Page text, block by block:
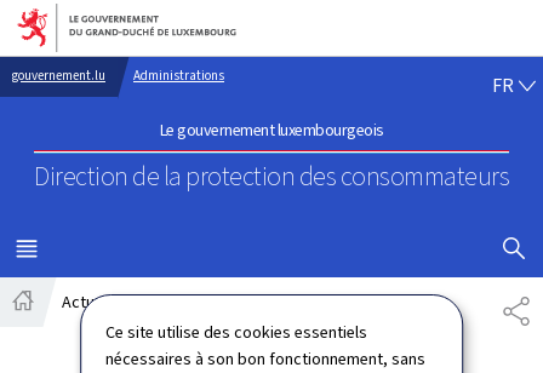
Ce site utilise des cookies essentiels
nécessaires à son bon fonctionnement, sans
Aller au menu principal
Aller au contenu
gouvernement.lu Administrations
Le gouvernement luxembourgeois
Direction de la protection des consommateurs
FR
MENU
PRINCIPAL
Actualités